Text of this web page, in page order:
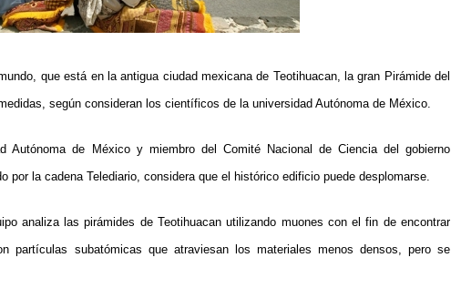
que está en la antigua ciudad mexicana de Teotihuacan, la gran Pirámide del
según consideran los científicos de la universidad Autónoma de México.
Autónoma de México y miembro del Comité Nacional de Ciencia del gobierno
por la cadena Telediario, considera que el histórico edificio puede desplomarse.
analiza las pirámides de Teotihuacan utilizando muones con el fin de encontrar
partículas subatómicas que atraviesan los materiales menos densos, pero se